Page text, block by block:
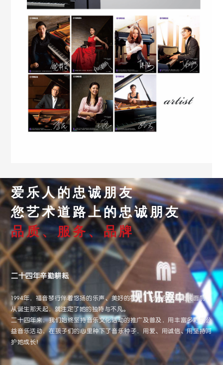
爱乐人的忠诚朋友
您艺术道路上的忠诚朋友
品质、服务、品牌
二十四年辛勤耕耘
1994年，福音琴行伴着悠扬的乐声、美好的祝愿，出现在大连市民面前，
从诞生那天起，就注定了她的独特与不凡。
二十四年来，我们始终坚持音乐文化活动的推广及普及，用丰富多彩的公
益音乐活动，在孩子们的心里种下了音乐种子，用爱、用诚信、用坚持呵
护她成长！